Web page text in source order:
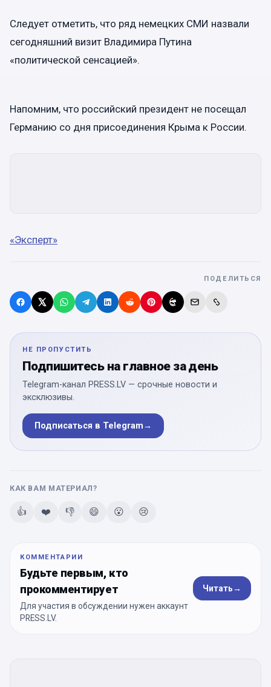
Следует отметить, что ряд немецких СМИ назвали
сегодняшний визит Владимира Путина
«политической сенсацией».
Напомним, что российский президент не посещал
Германию со дня присоединения Крыма к России.
«Эксперт»
ПОДЕЛИТЬСЯ
НЕ ПРОПУСТИТЬ
Подпишитесь на главное за день
Telegram-канал PRESS.LV — срочные новости и
эксклюзивы.
Подписаться в Telegram→
КАК ВАМ МАТЕРИАЛ?
👍 ❤️ 👎 😄 😮 😢
КОММЕНТАРИИ
Будьте первым, кто
прокомментирует
Для участия в обсуждении нужен аккаунт
PRESS.LV.
Читать→